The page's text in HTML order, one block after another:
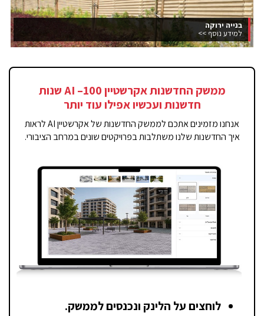
בנייה ירוקה
למידע נוסף >>
ממשק החדשנות אקרשטיין 100– AI שנות
חדשנות ועכשיו אפילו עוד יותר
אנחנו מזמינים אתכם לממשק החדשנות של אקרשטיין AI לראות
איך החדשנות שלנו משתלבות בפרויקטים שונים במרחב הציבורי.
לוחצים על הלינק ונכנסים לממשק.